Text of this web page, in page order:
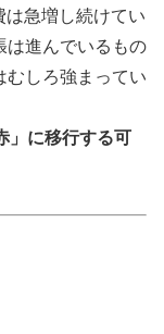
急増し続けてい
は進んでいるもの
しろ強まってい
」に移行する可